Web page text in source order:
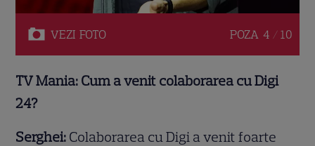
VEZI FOTO POZA 4 / 10
TV Mania: Cum a venit colaborarea cu Digi
24?
Serghei: Colaborarea cu Digi a venit foarte